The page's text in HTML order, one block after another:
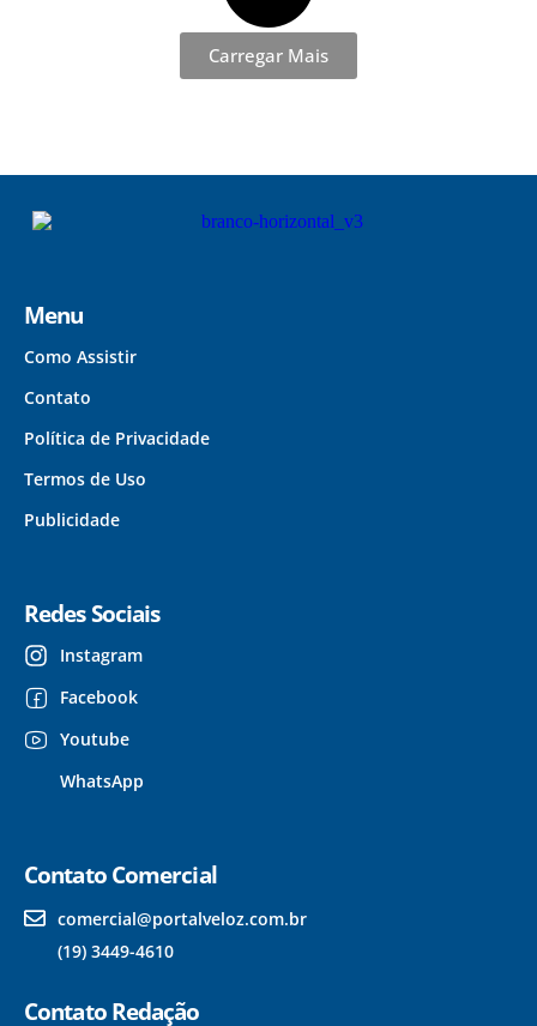
Carregar Mais
Menu
Como Assistir
Contato
Política de Privacidade
Termos de Uso
Publicidade
Redes Sociais
Instagram
Facebook
Youtube
WhatsApp
Contato Comercial
comercial@portalveloz.com.br
(19) 3449-4610
Contato Redação